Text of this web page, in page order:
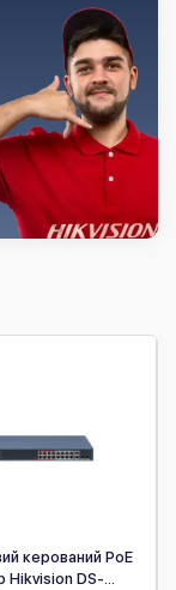
керований PoE
Hikvision DS-